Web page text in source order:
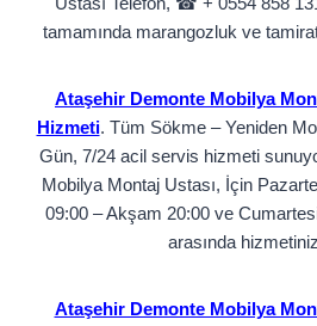
tamamında marangozluk ve
Ataşehir Demonte Mobilya
Hizmeti. Tüm Sökme – Yeniden
Gün, 7/24 acil servis hizmeti
Mobilya Montaj Ustası, İçin
09:00 – Akşam 20:00 ve
arasında
Ataşehir Demonte Mobilya